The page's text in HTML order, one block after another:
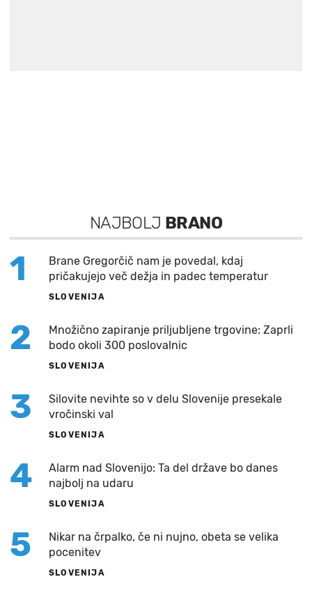
NAJBOLJ BRANO
1
Brane Gregorčič nam je povedal, kdaj
pričakujejo več dežja in padec temperatur
SLOVENIJA
2
Množično zapiranje priljubljene trgovine: Zaprli
bodo okoli 300 poslovalnic
SLOVENIJA
3
Silovite nevihte so v delu Slovenije presekale
vročinski val
SLOVENIJA
4
Alarm nad Slovenijo: Ta del države bo danes
najbolj na udaru
SLOVENIJA
5
Nikar na črpalko, če ni nujno, obeta se velika
pocenitev
SLOVENIJA